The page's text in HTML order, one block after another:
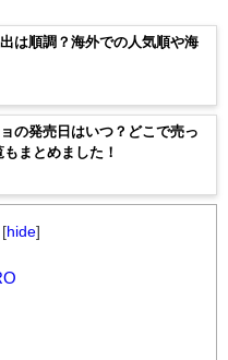
は順調？海外での人気順や海
の発売日はいつ？どこで売っ
まとめました！
[hide]